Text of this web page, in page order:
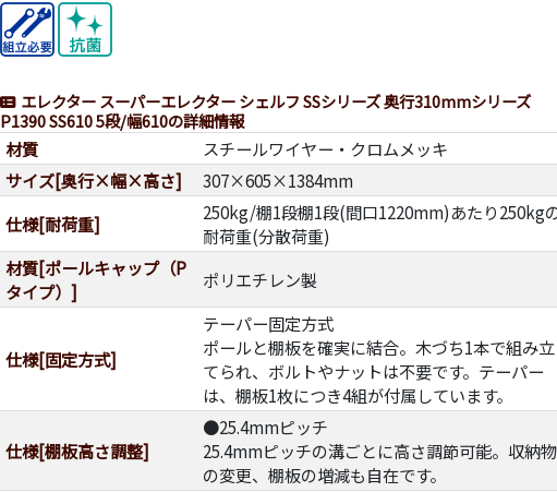
エレクター スーパーエレクター シェルフ SSシリーズ 奥行310mmシリーズ
P1390 SS610 5段/幅610の詳細情報
材質
スチールワイヤー・クロムメッキ
サイズ[奥行×幅×高さ]
307×605×1384mm
仕様[耐荷重]
250kg/棚1段棚1段(間口1220mm)あたり250kg
耐荷重(分散荷重)
材質[ポールキャップ（P
タイプ）]
ポリエチレン製
仕様[固定方式]
テーパー固定方式
ポールと棚板を確実に結合。木づち1本で組み立
てられ、ボルトやナットは不要です。テーパー
は、棚板1枚につき4組が付属しています。
仕様[棚板高さ調整]
●25.4mmピッチ
25.4mmピッチの溝ごとに高さ調節可能。収納物
の変更、棚板の増減も自在です。